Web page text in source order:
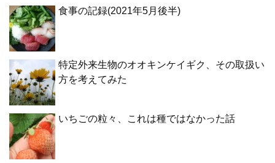
食事の記録(2021年5月後半)
特定外来生物のオオキンケイギク、その取扱い
方を考えてみた
いちごの粒々、これは種ではなかった話